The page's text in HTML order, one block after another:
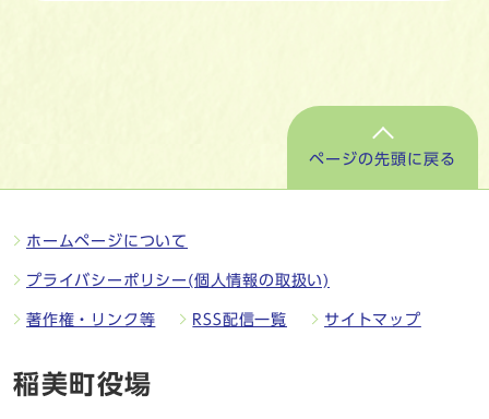
ページの先頭に戻る
ホームページについて
プライバシーポリシー(個人情報の取扱い)
著作権・リンク等 RSS配信一覧 サイトマップ
稲美町役場